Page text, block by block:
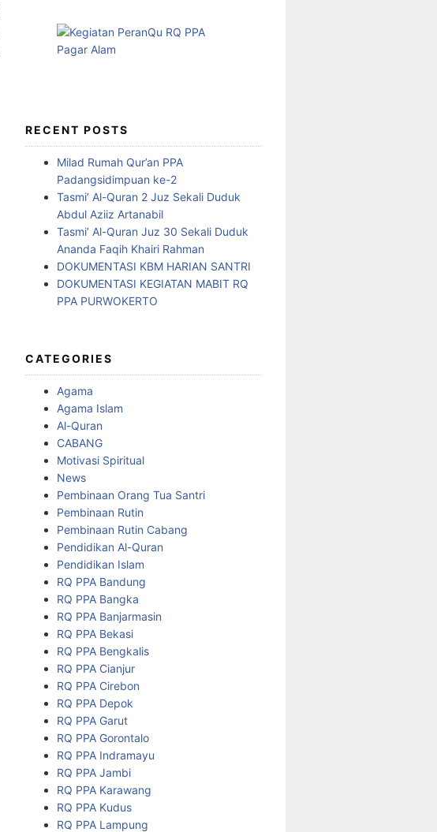
RECENT POSTS
Milad Rumah Qur’an PPA
Padangsidimpuan ke-2
Tasmi’ Al-Quran 2 Juz Sekali Duduk
Abdul Aziiz Artanabil
Tasmi’ Al-Quran Juz 30 Sekali Duduk
Ananda Faqih Khairi Rahman
DOKUMENTASI KBM HARIAN SANTRI
DOKUMENTASI KEGIATAN MABIT RQ
PPA PURWOKERTO
CATEGORIES
Agama
Agama Islam
Al-Quran
CABANG
Motivasi Spiritual
News
Pembinaan Orang Tua Santri
Pembinaan Rutin
Pembinaan Rutin Cabang
Pendidikan Al-Quran
Pendidikan Islam
RQ PPA Bandung
RQ PPA Bangka
RQ PPA Banjarmasin
RQ PPA Bekasi
RQ PPA Bengkalis
RQ PPA Cianjur
RQ PPA Cirebon
RQ PPA Depok
RQ PPA Garut
RQ PPA Gorontalo
RQ PPA Indramayu
RQ PPA Jambi
RQ PPA Karawang
RQ PPA Kudus
RQ PPA Lampung